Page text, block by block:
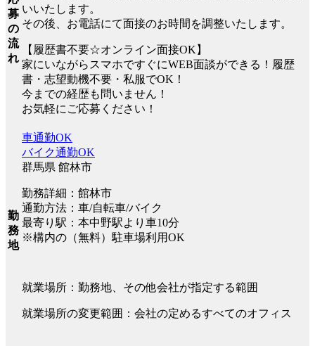
募
の
流
れ
いいたします。
その後、お電話にて面接のお時間を調整いたします。
【履歴書不要☆オンライン面接OK】
家にいながらスマホですぐにWEB面談ができる！履歴
書・志望動機不要・私服でOK！
今までの経歴も問いません！
お気軽にご応募ください！
勤
務
地
車通勤OK
バイク通勤OK
群馬県 館林市
勤務詳細：館林市
通勤方法：車/自転車/バイク
最寄り駅：本中野駅より車10分
※構内の（無料）駐車場利用OK
就業場所：勤務地、その他会社が指定する範囲
就業場所の変更範囲：会社の定めるすべてのオフィス